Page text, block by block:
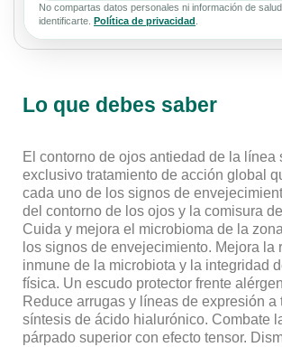
No compartas datos personales ni información de
identificarte.
Política de privacidad
Lo que debes saber
El contorno de ojos antiedad de la línea
exclusivo tratamiento de acción global
cada uno de los signos de
del contorno de los ojos y la comisura
Cuida y mejora el microbioma de la
los signos de envejecimiento. Mejora la
inmune de la microbiota y la integridad
física. Un escudo protector frente
Reduce arrugas y líneas de expresión a
síntesis de ácido hialurónico. Combate
párpado superior con efecto tensor.